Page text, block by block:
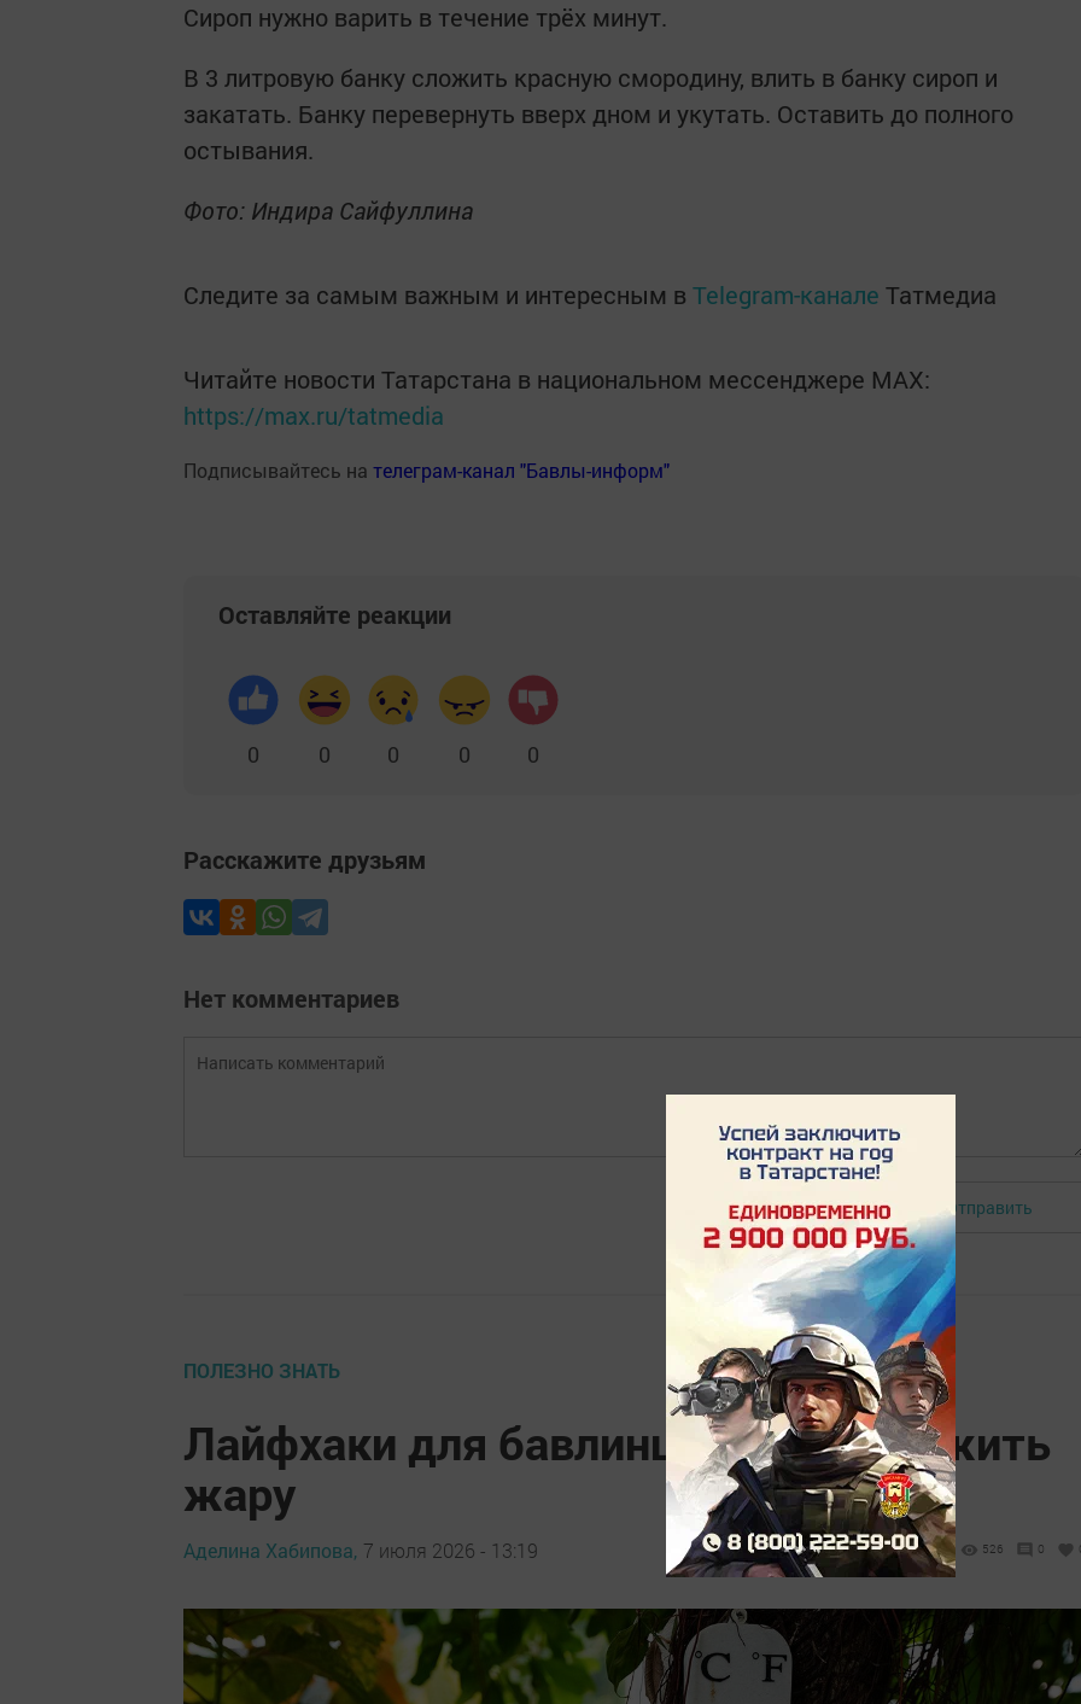
Сироп нужно варить в течение трёх минут.
В 3 литровую банку сложить красную смородину, влить в банку сироп и
закатать. Банку перевернуть вверх дном и укутать. Оставить до полного
остывания.
Фото: Индира Сайфуллина
Следите за самым важным и интересным в Telegram-канале Татмедиа
Читайте новости Татарстана в национальном мессенджере MАХ:
https://max.ru/tatmedia
Подписывайтесь на телеграм-канал "Бавлы-информ"
Оставляйте реакции
0 0 0 0 0
Расскажите друзьям
Нет комментариев
Авторизоваться Отправить
ПОЛЕЗНО ЗНАТЬ
Лайфхаки для бавлинцев: как пережить
жару
Аделина Хабипова, 7 июля 2026 - 13:19 526 0